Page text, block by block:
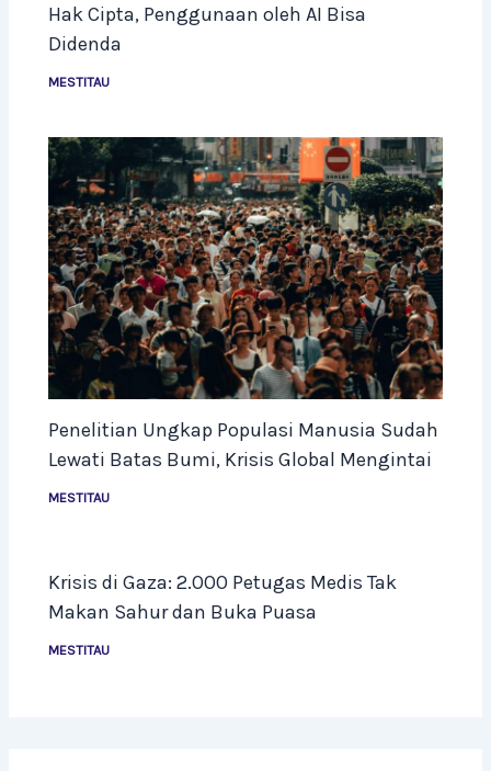
Hak Cipta, Penggunaan oleh AI Bisa
Didenda
MESTITAU
Penelitian Ungkap Populasi Manusia Sudah
Lewati Batas Bumi, Krisis Global Mengintai
MESTITAU
Krisis di Gaza: 2.000 Petugas Medis Tak
Makan Sahur dan Buka Puasa
MESTITAU